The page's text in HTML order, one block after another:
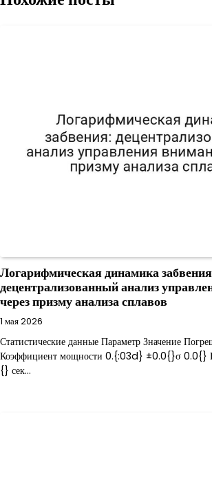
Логарифмическая динамика
децентрализованный анализ
через призму анализа сплавов
1 мая 2026
Статистические данные Параметр Значение
Коэффициент мощности 0.{:03d} ±0.0{}σ 0.0{}
{} сек…